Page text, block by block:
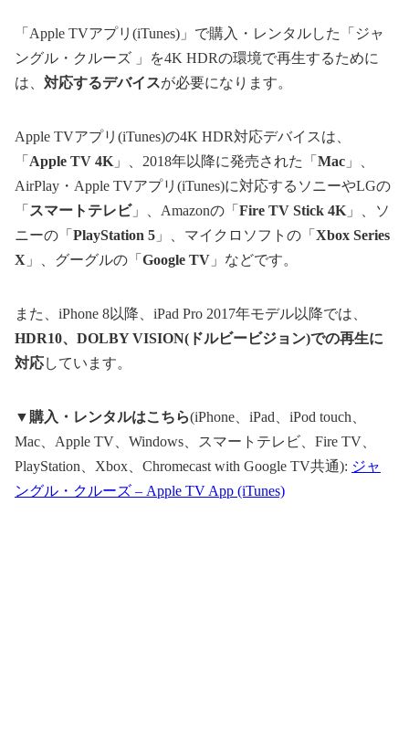
「Apple TVアプリ(iTunes)」で購入・レンタルした「ジャ
ングル・クルーズ 」を4K HDRの環境で再生するために
は、 対応するデバイスが必要になります。
Apple TVアプリ(iTunes)の4K HDR対応デバイスは、
「 Apple TV 4K 」、2018年以降に発売された「 Mac 」、
AirPlay・Apple TVアプリ(iTunes)に対応するソニーやLGの
「 スマートテレビ」、Amazonの「 Fire TV Stick 4K 」、ソ
ニーの「 PlayStation 5 」、マイクロソフトの「 Xbox Series
X 」、グーグルの「 Google TV 」などです。
また、iPhone 8以降、iPad Pro 2017年モデル以降では、
HDR10、 DOLBY VISION( ドルビービジョン)での再生に
対応しています。
▼ 購入・レンタルはこちら(iPhone、iPad、iPod touch、
Mac、Apple TV、Windows、スマートテレビ、Fire TV、
PlayStation、Xbox、Chromecast with Google TV共通): ジャ
ングル・クルーズ – Apple TV App (iTunes)